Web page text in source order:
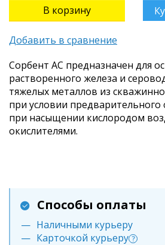
Добавить в сравнение
Сорбент АС предназначен для
растворенного железа и
тяжелых металлов из
при условии предварительного
при насыщении кислородом
окислителями.
Способы оплаты
Наличными курьеру
Карточкой курьеру ?